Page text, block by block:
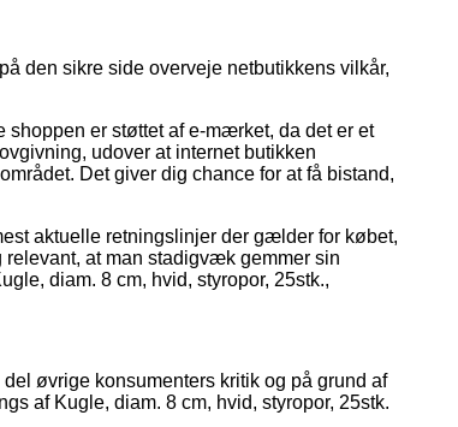
den sikre side overveje netbutikkens vilkår,
er støttet af e-mærket, da det er et
udover at internet butikken
Det giver dig chance for at få bistand,
aktuelle retningslinjer der gælder for købet,
at man stadigvæk gemmer sin
diam. 8 cm, hvid, styropor, 25stk.,
øvrige konsumenters kritik og på grund af
af Kugle, diam. 8 cm, hvid, styropor, 25stk.